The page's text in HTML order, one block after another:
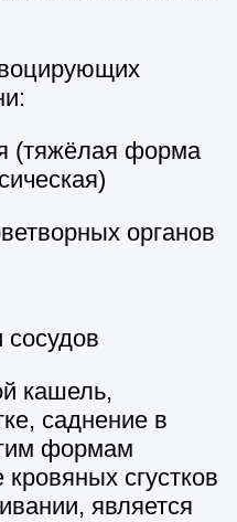
(тяжёлая форма
органов
кашель,
саднение в
формам
сгустков
является